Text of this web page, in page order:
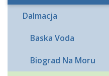
Dalmacja
Baska Voda
Biograd Na Moru